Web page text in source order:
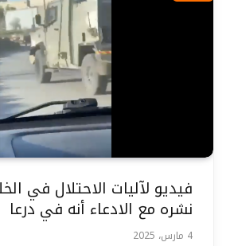
فيديو لآليات الاحتلال في
نشره مع الادعاء أنه في درعا
4 مارس، 2025